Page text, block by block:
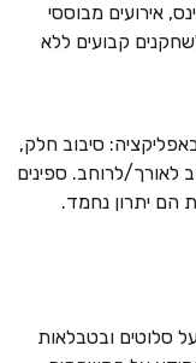
אירועים מבוססי
קבועים ללא
סיבוב חלק,
לאורך/לרוחב. ספינים
הם יתרון נחמד.
סלוטים ובטבלאות